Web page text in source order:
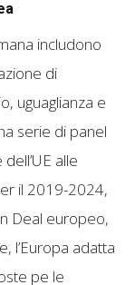
includono
di
uguaglianza e
serie di panel
alle
il 2019-2024,
Deal europeo,
l’Europa adatta
pe le